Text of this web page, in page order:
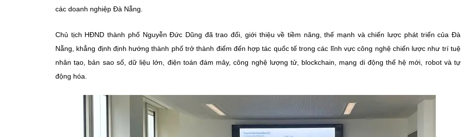
các doanh nghiệp Đà Nẵng.
Chủ tịch HĐND thành phố Nguyễn Đức Dũng đã trao đổi, giới thiệu về tiềm năng, thế mạnh và chiến lược phát triển của Đà
Nẵng, khẳng định định hướng thành phố trở thành điểm đến hợp tác quốc tế trong các lĩnh vực công nghệ chiến lược như trí tuệ
nhân tạo, bản sao số, dữ liệu lớn, điện toán đám mây, công nghệ lượng tử, blockchain, mạng di động thế hệ mới, robot và tự
động hóa.